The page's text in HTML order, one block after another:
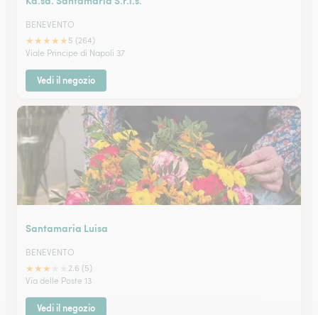
BENEVENTO
★★★★★ 5 (264)
Viale Principe di Napoli 37
Vedi il negozio
Santamaria Luisa
BENEVENTO
★★★
2.6 (5)
Via delle Poste 13
Vedi il negozio